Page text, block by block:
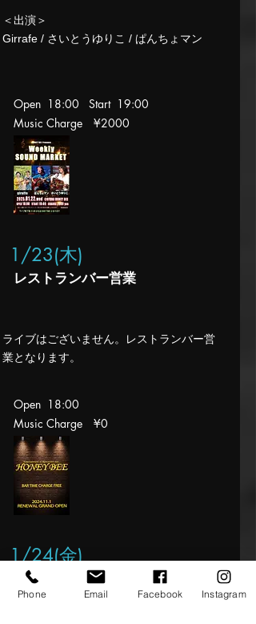
​＜出演＞
Girrafe / さいとうゆりこ / ぱんちょマン​​
Open 18:00 Start 19:00
Music Charge ¥2000
1/23(木)
レストランバー営業
​ライブはございません。レストランバー営
業となります。
Open 18:00
Music Charge ¥0
1/24(金)
B.C.V
Phone Email Facebook Instagram